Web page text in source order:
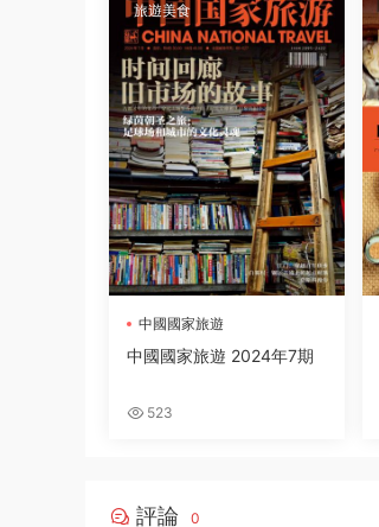
旅遊美食
中國國家旅遊
中國國家旅遊 2024年7期
523
評論 0